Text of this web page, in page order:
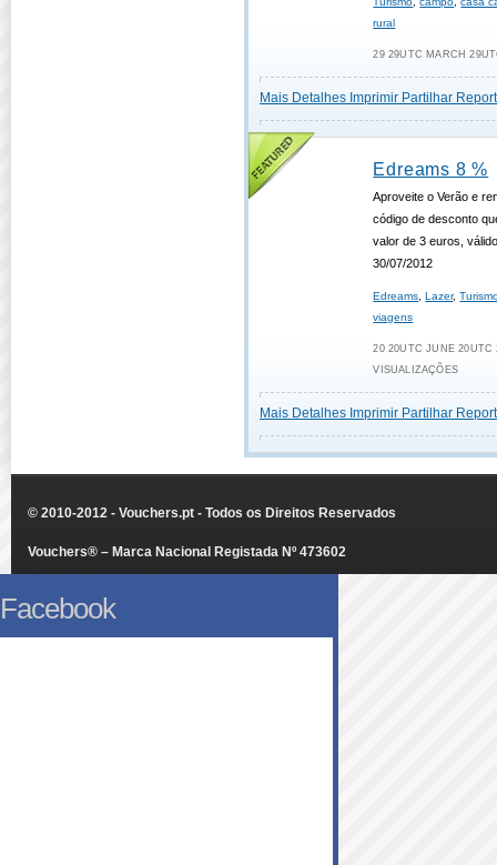
rural
29 29UTC MARCH
Mais Detalhes Imprimir Partilhar
Edreams 8 %
Aproveite o Verão e
código de desconto
valor de 3 euros,
30/07/2012
Edreams ,Lazer,
viagens
20 20UTC JUNE 20UTC
VISUALIZAÇÕES
Mais Detalhes Imprimir Partilhar
© 2010-2012 - Vouchers.pt - Todos os Direitos Reservados
Vouchers® – Marca Nacional Registada Nº 473602
Facebook